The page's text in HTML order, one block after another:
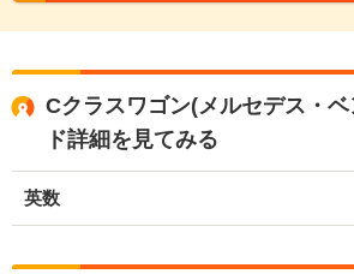
Cクラスワゴン(メルセデス・
ド詳細を見てみる
英数